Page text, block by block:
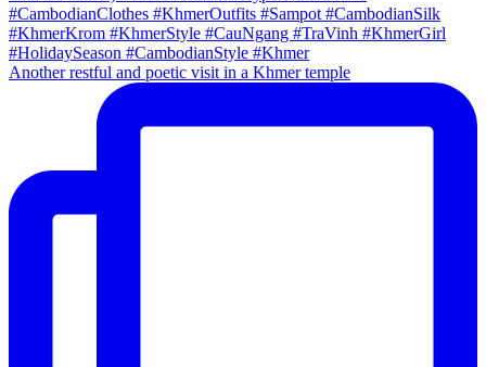
Another restful and poetic visit in a Khmer temple